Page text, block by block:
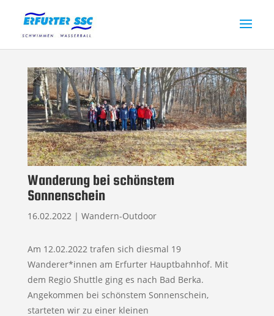
Wanderung bei schönstem
Sonnenschein
16.02.2022| Wandern-Outdoor
Am 12.02.2022 trafen sich diesmal 19
Wanderer*innen am Erfurter Hauptbahnhof. Mit
dem Regio Shuttle ging es nach Bad Berka.
Angekommen bei schönstem Sonnenschein,
starteten wir zu einer kleinen